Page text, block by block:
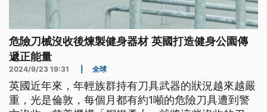
危險刀械沒收後煉製健身器材 英國打造健身公園傳
遞正能量
2024/9/23 19:31 全球
英國近年來，年輕族群持有刀具武器的狀況越來越嚴
重，光是倫敦，每個月都有約1噸的危險刀具遭到警